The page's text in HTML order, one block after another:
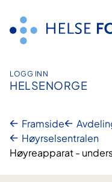
innhald
LOGG INN
HELSENORGE
Framside
Høyrselsentralen
Høyreapparat -